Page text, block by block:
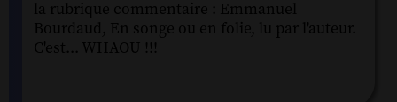
la rubrique commentaire : Emmanuel
Bourdaud, En songe ou en folie, lu par l'auteur.
C'est... WHAOU !!!